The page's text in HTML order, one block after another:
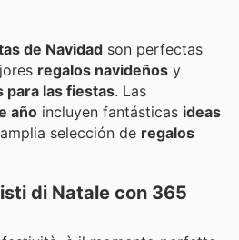
de Navidad son perfectas
regalos navideños y
para las fiestas. Las
año incluyen fantásticas ideas
selección de regalos
di Natale con 365